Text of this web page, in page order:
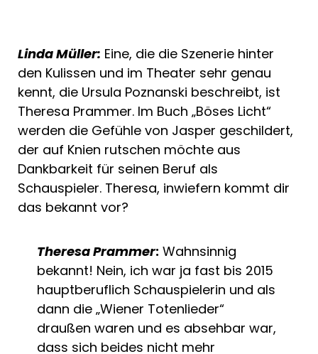
Linda Müller: Eine, die die Szenerie hinter
den Kulissen und im Theater sehr genau
kennt, die Ursula Poznanski beschreibt, ist
Theresa Prammer. Im Buch „Böses Licht“
werden die Gefühle von Jasper geschildert,
der auf Knien rutschen möchte aus
Dankbarkeit für seinen Beruf als
Schauspieler. Theresa, inwiefern kommt dir
das bekannt vor?
Theresa Prammer: Wahnsinnig
bekannt! Nein, ich war ja fast bis 2015
hauptberuflich Schauspielerin und als
dann die „Wiener Totenlieder“
draußen waren und es absehbar war,
dass sich beides nicht mehr